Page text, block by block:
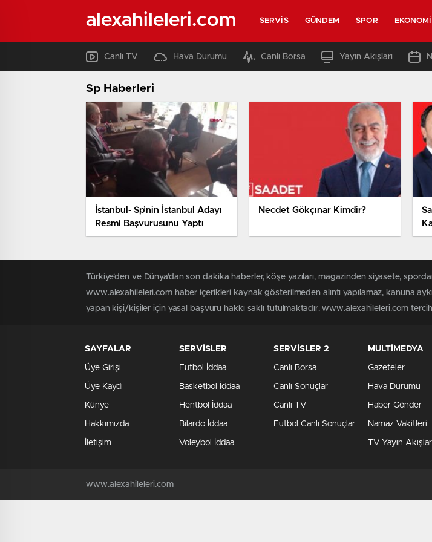
alexahileleri.com SERVIS GÜNDEM SPOR EKONOMI
Canlı TV Hava Durumu Canlı Borsa Yayın Akışları
Sp Haberleri
İstanbul- Sp’nin İstanbul Adayı
Resmi Başvurusunu Yaptı
Necdet Gökçınar Kimdir?
Türkiye'den ve Dünya’dan son dakika haberler, köşe yazıları, magazinden siyasete,
www.alexahileleri.com haber içerikleri kaynak gösterilmeden alıntı yapılamaz, kanuna
yapan kişi/kişiler için yasal başvuru hakkı saklı tutulmaktadır. www.alexahileleri.com
SAYFALAR
Üye Girişi
Üye Kaydı
Künye
Hakkımızda
İletişim
SERVİSLER
Futbol İddaa
Basketbol İddaa
Hentbol İddaa
Bilardo İddaa
Voleybol İddaa
SERVİSLER 2
Canlı Borsa
Canlı Sonuçlar
Canlı TV
Futbol Canlı Sonuçlar
MULTİMEDYA
Gazeteler
Hava Durumu
Haber Gönder
Namaz Vakitleri
TV Yayın
www.alexahileleri.com